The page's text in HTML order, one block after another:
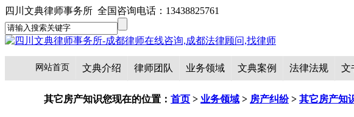
四川文典律师事务所 全国咨询电话：13438825761
网站首页 文典介绍 律师团队 业务领域 文典案例 法律法规 文
其它房产知识您现在的位置： 首页 > 业务领域 > 房产纠纷> 其它房产知